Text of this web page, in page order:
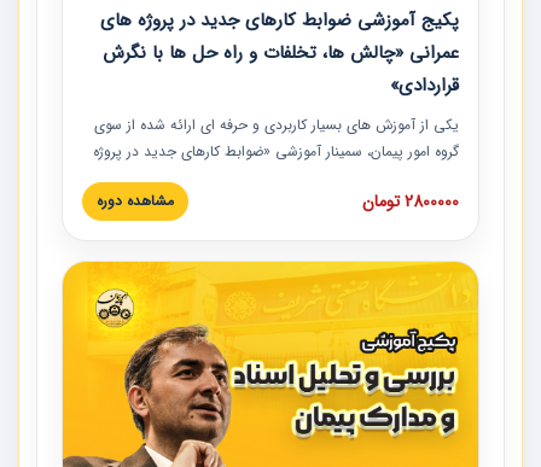
پکیج آموزشی ضوابط کارهای جدید در پروژه های
عمرانی «چالش ها، تخلفات و راه حل ها با نگرش
قراردادی»
یکی از آموزش‏‏‏‏‏‏ های بسیار کاربردی و حرفه‏ ای ارائه شده از سوی
گروه امور پیمان، سمینار آموزشی «ضوابط کارهای جدید در پروژه
های عمرانی» چالش ها، تخلفات و راه حل ها با نگرش قراردادی
است که در محل سندیکای شرکت های ساختمانی کشور ارائه شد.
مدارک پیمان به همراه تجربیات عملی ارائه شده است.
2800000 تومان مشاهده دوره